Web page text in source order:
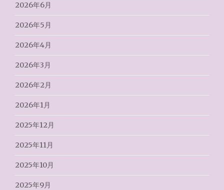
2026年6月
2026年5月
2026年4月
2026年3月
2026年2月
2026年1月
2025年12月
2025年11月
2025年10月
2025年9月